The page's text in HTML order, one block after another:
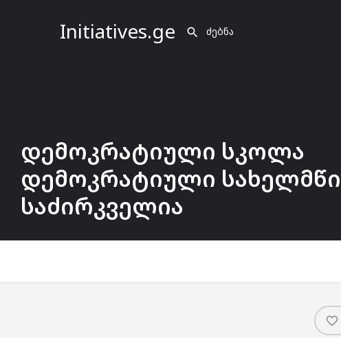
Initiatives.ge
დემოკრატიული სკოლა
დემოკრატიული
საძირკველია